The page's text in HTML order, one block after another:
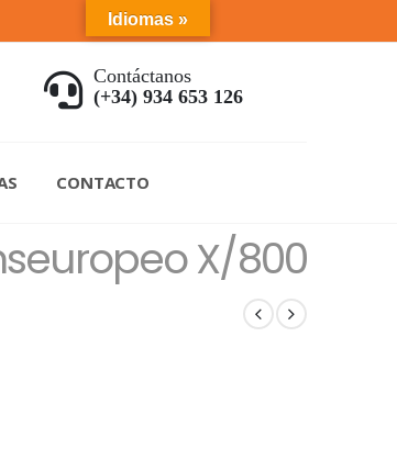
Contáctanos
(+34) 934 653 126
CONTACTO
X/800
Idiomas »